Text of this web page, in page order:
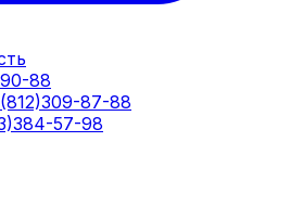
88
87-88
57-98